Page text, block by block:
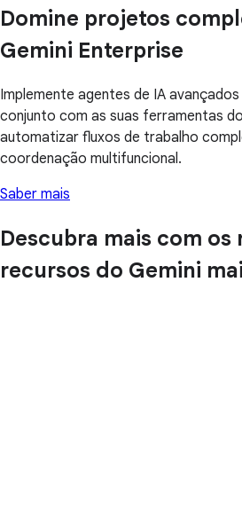
Domine projetos
Gemini Enterprise
Implemente agentes de IA
conjunto com as suas ferramentas
automatizar fluxos de trabalho
coordenação multifuncional.
Saber mais
Descubra mais com os
recursos do Gemini